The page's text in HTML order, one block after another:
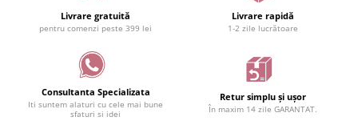
Livrare gratuită
pentru comenzi peste 399 lei
Livrare rapidă
1-2 zile lucrătoare
Consultanta Specializata
Iti suntem alaturi cu cele mai bune
sfaturi si idei
Retur simplu și ușor
În maxim 14 zile GARANTAT.